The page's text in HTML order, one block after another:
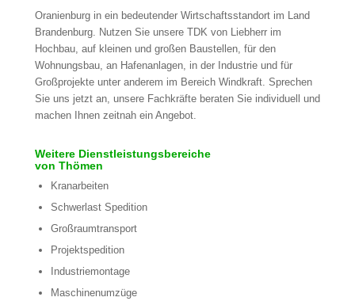
Oranienburg in ein bedeutender Wirtschaftsstandort im Land
Brandenburg. Nutzen Sie unsere TDK von Liebherr im
Hochbau, auf kleinen und großen Baustellen, für den
Wohnungsbau, an Hafenanlagen, in der Industrie und für
Großprojekte unter anderem im Bereich Windkraft. Sprechen
Sie uns jetzt an, unsere Fachkräfte beraten Sie individuell und
machen Ihnen zeitnah ein Angebot.
Weitere Dienstleistungsbereiche
von Thömen
Kranarbeiten
Schwerlast Spedition
Großraumtransport
Projektspedition
Industriemontage
Maschinenumzüge